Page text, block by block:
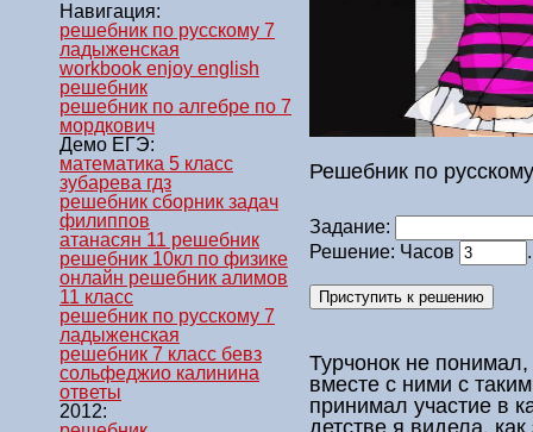
Навигация:
решебник по русскому 7
ладыженская
workbook enjoy english
решебник
решебник по алгебре по 7
мордкович
Демо ЕГЭ:
математика 5 класс
зубарева гдз
решебник сборник задач
филиппов
атанасян 11 решебник
решебник 10кл по физике
онлайн решебник алимов
11 класс
решебник по русскому 7
ладыженская
решебник 7 класс бевз
сольфеджио калинина
ответы
2012:
Решебник по
Задание:
Решение: Часов
Турчонок не
вместе с ними с
принимал участие в
детстве я видела,